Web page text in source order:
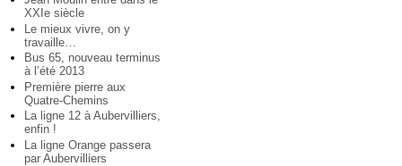
XXIe siècle
Le mieux vivre, on y
travaille…
Bus 65, nouveau terminus
à l’été 2013
Première pierre aux
Quatre-Chemins
La ligne 12 à Aubervilliers,
enfin !
La ligne Orange passera
par Aubervilliers